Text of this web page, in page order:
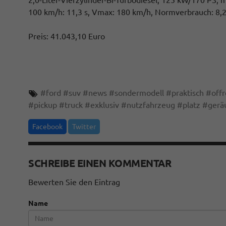
100 km/h: 11,3 s, Vmax: 180 km/h, Normverbrauch:
Preis: 41.043,10 Euro
#ford #suv #news #sondermodell #praktisch #
#pickup #truck #exklusiv #nutzfahrzeug #platz #
Facebook Twitter
SCHREIBE EINEN KOMMENTAR
Bewerten Sie den Eintrag
Name